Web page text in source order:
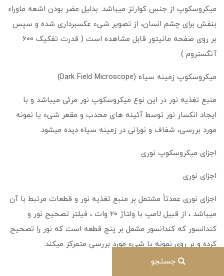
میکروسکوپ از جنس کوارتز میباشد. بدلیل مضر بودن اشعه ماوراء
بنفش برای چشم انسان، از تصویر شیء عکسبرداری شده و سپس
بر روی صفحه مانیتور قابل مشاهده است ( قدرت تفکیک ۶۰۰
آنگستروم )
میکروسکوپ زمینه سیاه (Dark Field Microscope)
منبع تغذیه نور در این نوع میکروسکوپ نور مرئی میباشد و با
ایجاد انکسار نور توسط آئینه های محدب و مقعر شیء یا نمونه
مورد بررسی، شفاف و نورانی در زمینه سیاه دیده میشود.
اجزای میکروسکوپ نوری
اجزای نوری
اجزای نوری عمدتاً مشتمل بر منبع تغذیه نور و قطعات مرتبط با آن
میباشد ، از قبیل لامپ با ولتاژ ۲۰ وات ، فیلتر تصحیح نور و
کندانسور که کندانسور مشمل بر پنج قطعه است که نور را تصحیح
کرده و بر روی نمونه یا شیء مورد بررسی متمرکز میکند:
فیلتر رنگی (تصحیح نور)
جستجو